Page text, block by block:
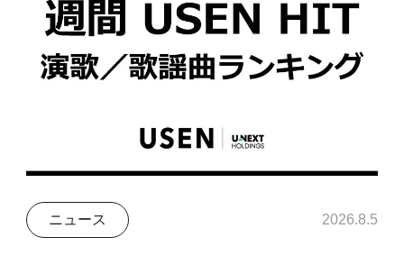
ニュース 2026.8.5